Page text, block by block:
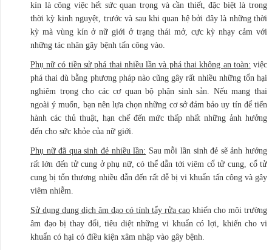
kín là công việc hết sức quan trọng và cần thiết, đặc biệt là trong
thời kỳ kinh nguyệt, trước và sau khi quan hệ bởi đây là những thời
kỳ mà vùng kín ở nữ giới ở trạng thái mở, cực kỳ nhạy cảm với
những tác nhân gây bệnh tấn công vào.
Phụ nữ có tiền sử phá thai nhiều lần và phá thai không an toàn: việc
phá thai dù bằng phương pháp nào cũng gây rất nhiều những tổn hại
nghiêm trọng cho các cơ quan bộ phận sinh sản. Nếu mang thai
ngoài ý muốn, bạn nên lựa chọn những cơ sở đảm bảo uy tín để tiến
hành các thủ thuật, hạn chế đến mức thấp nhất những ảnh hưởng
đến cho sức khỏe của nữ giới.
Phụ nữ đã qua sinh đẻ nhiều lần: Sau mỗi lần sinh đẻ sẽ ảnh hưởng
rất lớn đến tử cung ở phụ nữ, có thể dẫn tới viêm cổ tử cung, cổ tử
cung bị tổn thương nhiều dẫn đến rất dễ bị vi khuẩn tấn công và gây
viêm nhiễm.
Sử dụng dung dịch âm đạo có tính tẩy rửa cao khiến cho môi trường
âm đạo bị thay đổi, tiêu diệt những vi khuẩn có lợi, khiến cho vi
khuẩn có hại có điều kiện xâm nhập vào gây bệnh.